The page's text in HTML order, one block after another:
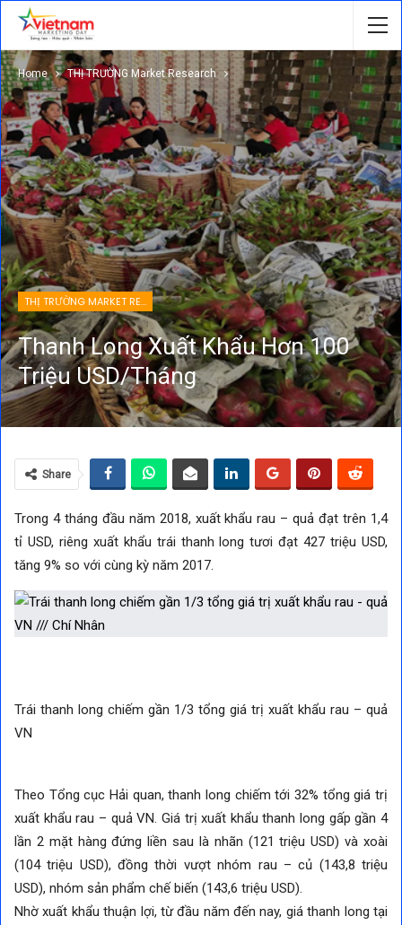
Home THỊ TRƯỜNG Market Research
THỊ TRƯỜNG MARKET RESEARCH
Thanh Long Xuất Khẩu Hơn 100
Triệu USD/tháng
Share
Trong 4 tháng đầu năm 2018, xuất khẩu rau – quả đạt trên 1,4
tỉ USD, riêng xuất khẩu trái thanh long tươi đạt 427 triệu USD,
tăng 9% so với cùng kỳ năm 2017.
Trái thanh long chiếm gần 1/3 tổng giá trị xuất khẩu rau – quả
VN
Theo Tổng cục Hải quan, thanh long chiếm tới 32% tổng giá trị
xuất khẩu rau – quả VN. Giá trị xuất khẩu thanh long gấp gần 4
lần 2 mặt hàng đứng liền sau là nhãn (121 triệu USD) và xoài
(104 triệu USD), đồng thời vượt nhóm rau – củ (143,8 triệu
USD), nhóm sản phẩm chế biến (143,6 triệu USD).
Nhờ xuất khẩu thuận lợi, từ đầu năm đến nay, giá thanh long tại